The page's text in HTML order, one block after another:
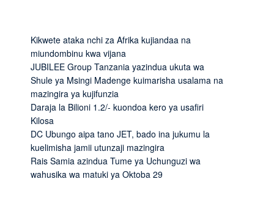
Kikwete ataka nchi za Afrika kujiandaa na
miundombinu kwa vijana
JUBILEE Group Tanzania yazindua ukuta wa
Shule ya Msingi Madenge kuimarisha usalama na
mazingira ya kujifunzia
Daraja la Bilioni 1.2/- kuondoa kero ya usafiri
Kilosa
DC Ubungo aipa tano JET, bado ina jukumu la
kuelimisha jamii utunzaji mazingira
Rais Samia azindua Tume ya Uchunguzi wa
wahusika wa matuki ya Oktoba 29